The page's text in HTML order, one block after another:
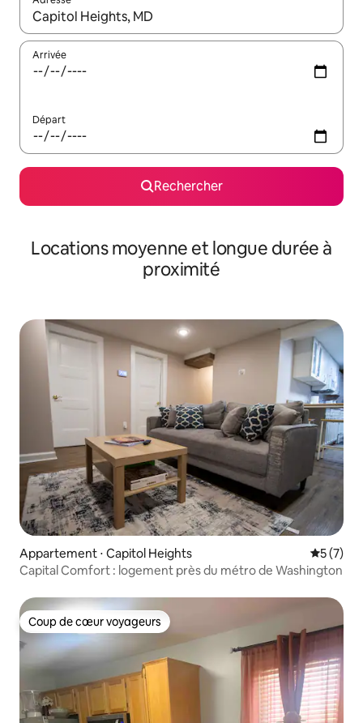
Lorsque les résultats s'affichent, utilisez les flèches vers le
Arrivée
Départ
Rechercher
Locations moyenne et longue durée à
proximité
Appartement ⋅ Capitol Heights
5 (7)
Capital Comfort : logement près du métro de Washington
Coup de cœur voyageurs
Coup de cœur voyageurs